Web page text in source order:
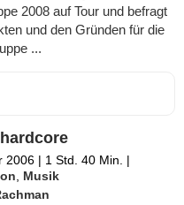
2008 auf Tour und befragt
und den Gründen für die
...
2006 | 1 Std. 40 Min. |
Musik